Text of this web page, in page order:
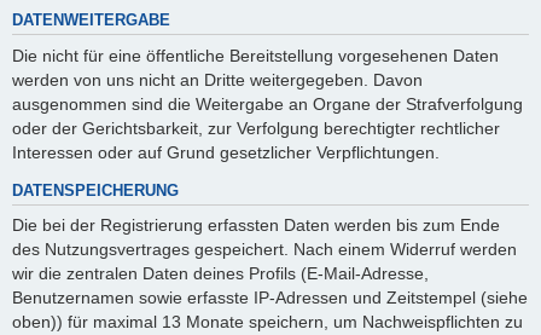
DATENWEITERGABE
Die nicht für eine öffentliche Bereitstellung vorgesehenen Daten
werden von uns nicht an Dritte weitergegeben. Davon
ausgenommen sind die Weitergabe an Organe der Strafverfolgung
oder der Gerichtsbarkeit, zur Verfolgung berechtigter rechtlicher
Interessen oder auf Grund gesetzlicher Verpflichtungen.
DATENSPEICHERUNG
Die bei der Registrierung erfassten Daten werden bis zum Ende
des Nutzungsvertrages gespeichert. Nach einem Widerruf werden
wir die zentralen Daten deines Profils (E-Mail-Adresse,
Benutzernamen sowie erfasste IP-Adressen und Zeitstempel (siehe
oben)) für maximal 13 Monate speichern, um Nachweispflichten zu